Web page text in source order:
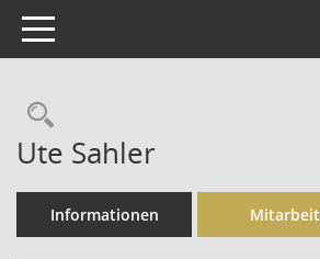
Toggle navigation
Rechercheauswahl
Ute Sahler
Informationen Mitarbeit